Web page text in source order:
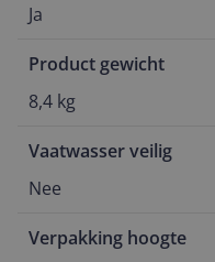
Ja
Product gewicht
8,4 kg
Vaatwasser veilig
Nee
Verpakking hoogte